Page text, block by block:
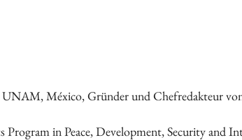
UNAM, México, Gründer und Chefredakteur
in Peace, Development, Security and